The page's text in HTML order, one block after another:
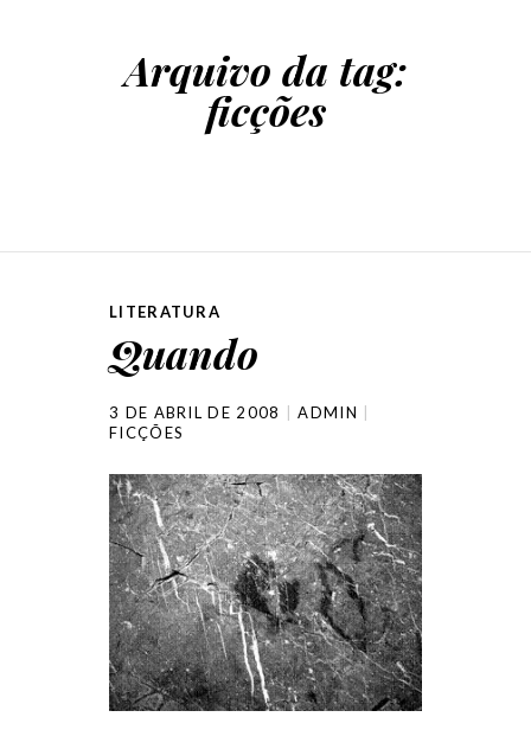
Arquivo da tag:
ficções
LITERATURA
Quando
3 DE ABRIL DE 2008
ADMIN
FICÇÕES